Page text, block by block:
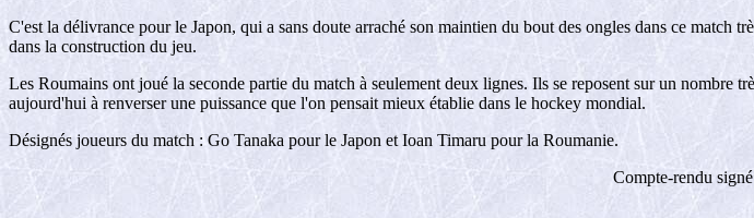
C'est la délivrance pour le Japon, qui a sans doute arraché son maintien du bout des ongles dans ce match
dans la construction du jeu.
Les Roumains ont joué la seconde partie du match à seulement deux lignes. Ils se reposent sur un
aujourd'hui à renverser une puissance que l'on pensait mieux établie dans le hockey mondial.
Désignés joueurs du match : Go Tanaka pour le Japon et Ioan Timaru pour la Roumanie.
Compte-rendu